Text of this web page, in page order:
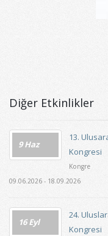
Diğer Etkinlikler
9 Haz
13.
Kongresi
Kongre
09.06.2026 - 18.09.2026
16 Eyl
24.
Kongresi